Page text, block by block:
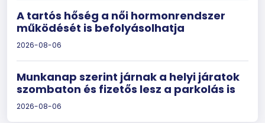
A tartós hőség a női hormonrendszer
működését is befolyásolhatja
2026-08-06
Munkanap szerint járnak a helyi járatok
szombaton és fizetős lesz a parkolás is
2026-08-06